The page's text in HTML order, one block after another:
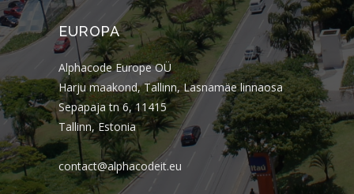
EUROPA
Alphacode Europe OÜ
Harju maakond, Tallinn, Lasnamäe linnaosa
Sepapaja tn 6, 11415
Tallinn, Estonia
contact@alphacodeit.eu